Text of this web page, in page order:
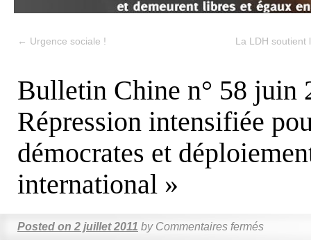
← Urgence sociale ! La LDH soutient
Bulletin Chine n° 58 juin
Répression intensifiée
démocrates et
international »
Posted on 2 juillet 2011 by Commentaires fermés